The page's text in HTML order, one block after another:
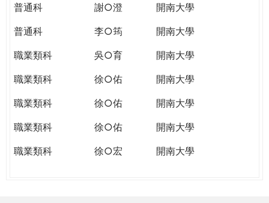
普通科
謝○澄
開南大學
普通科
李○筠
開南大學
職業類科
吳○育
開南大學
職業類科
徐○佑
開南大學
職業類科
徐○佑
開南大學
職業類科
徐○佑
開南大學
職業類科
徐○宏 開南大學